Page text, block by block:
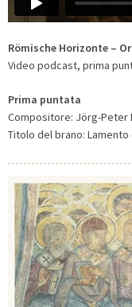
Römische Horizonte –
Video podcast, prima
Prima puntata
Compositore: Jörg-Peter
Titolo del brano: